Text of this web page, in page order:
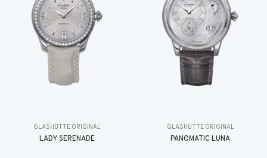
GLASHÜTTE ORIGINAL
LADY SERENADE
GLASHÜTTE ORIGINAL
PANOMATIC LUNA